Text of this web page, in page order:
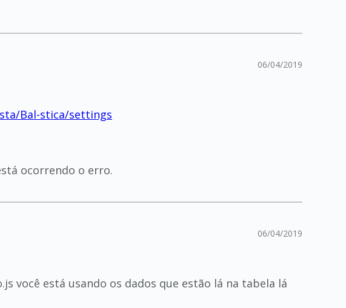
06/04/2019
Bal-stica/settings
ocorrendo o erro.
06/04/2019
você está usando os dados que estão lá na tabela lá